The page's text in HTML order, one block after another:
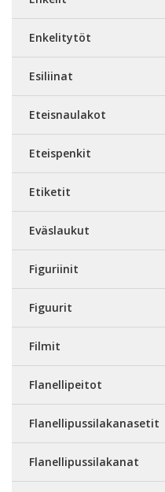
Enkelitytöt
Esiliinat
Eteisnaulakot
Eteispenkit
Etiketit
Eväslaukut
Figuriinit
Figuurit
Filmit
Flanellipeitot
Flanellipussilakanasetit
Flanellipussilakanat